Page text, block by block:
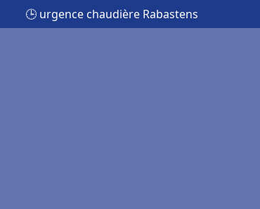
🕒 urgence chaudière Rabastens